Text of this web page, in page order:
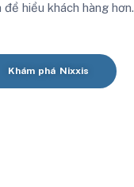
để hiểu khách hàng hơn.
Khám phá Nixxis